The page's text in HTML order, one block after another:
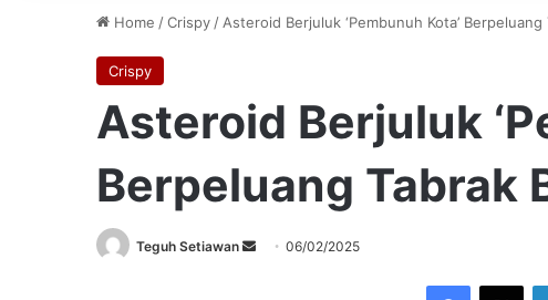
Home /Crispy / Asteroid Berjuluk ‘Pembunuh Kota’
Crispy
Asteroid Berjuluk
Berpeluang Tabrak
Teguh Setiawan
Send06/02/2025
Facebook
X